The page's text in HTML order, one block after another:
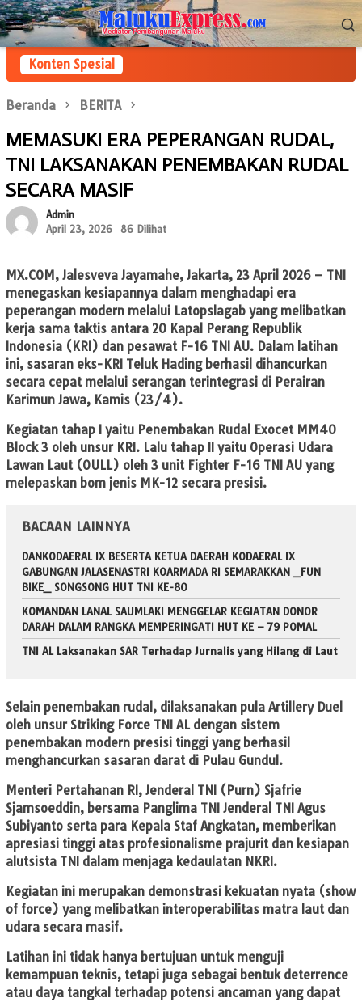
Loncat
ke
konten
Menu
Mobile
Konten Spesial
Beranda BERITA
MEMASUKI ERA PEPERANGAN RUDAL,
TNI LAKSANAKAN PENEMBAKAN RUDAL
SECARA MASIF
Admin
April 23, 2026
86 Dilihat
MX.COM, Jalesveva Jayamahe, Jakarta, 23 April 2026 – TNI
menegaskan kesiapannya dalam menghadapi era
peperangan modern melalui Latopslagab yang melibatkan
kerja sama taktis antara 20 Kapal Perang Republik
Indonesia (KRI) dan pesawat F-16 TNI AU. Dalam latihan
ini, sasaran eks-KRI Teluk Hading berhasil dihancurkan
secara cepat melalui serangan terintegrasi di Perairan
Karimun Jawa, Kamis (23/4).
Kegiatan tahap I yaitu Penembakan Rudal Exocet MM40
Block 3 oleh unsur KRI. Lalu tahap II yaitu Operasi Udara
Lawan Laut (OULL) oleh 3 unit Fighter F-16 TNI AU yang
melepaskan bom jenis MK-12 secara presisi.
BACAAN LAINNYA
DANKODAERAL IX BESERTA KETUA DAERAH KODAERAL IX
GABUNGAN JALASENASTRI KOARMADA RI SEMARAKKAN _FUN
BIKE_ SONGSONG HUT TNI KE-80
KOMANDAN LANAL SAUMLAKI MENGGELAR KEGIATAN DONOR
DARAH DALAM RANGKA MEMPERINGATI HUT KE – 79 POMAL
TNI AL Laksanakan SAR Terhadap Jurnalis yang Hilang di Laut
Selain penembakan rudal, dilaksanakan pula Artillery Duel
oleh unsur Striking Force TNI AL dengan sistem
penembakan modern presisi tinggi yang berhasil
menghancurkan sasaran darat di Pulau Gundul.
Menteri Pertahanan RI, Jenderal TNI (Purn) Sjafrie
Sjamsoeddin, bersama Panglima TNI Jenderal TNI Agus
Subiyanto serta para Kepala Staf Angkatan, memberikan
apresiasi tinggi atas profesionalisme prajurit dan kesiapan
alutsista TNI dalam menjaga kedaulatan NKRI.
Kegiatan ini merupakan demonstrasi kekuatan nyata (show
of force) yang melibatkan interoperabilitas matra laut dan
udara secara masif.
Latihan ini tidak hanya bertujuan untuk menguji
kemampuan teknis, tetapi juga sebagai bentuk deterrence
atau daya tangkal terhadap potensi ancaman yang dapat